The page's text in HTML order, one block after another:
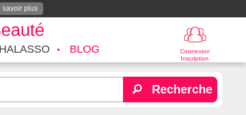
savoir plus
Connexion
Inscription
BLOG
Recherche